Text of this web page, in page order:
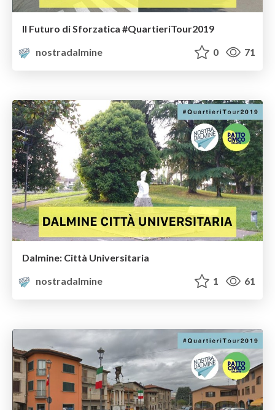
Il Futuro di Sforzatica #QuartieriTour2019
nostradalmine
0 71
Dalmine: Città Universitaria
nostradalmine
1 61